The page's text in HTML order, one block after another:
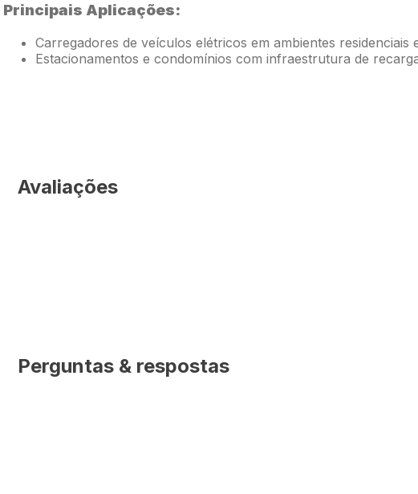
Principais Aplicações:
Carregadores de veículos elétricos em ambientes residenciais
Estacionamentos e condomínios com infraestrutura de
Avaliações
Perguntas & respostas